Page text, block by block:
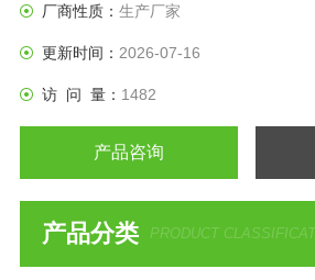
厂商性质： 生产厂家
更新时间： 2026-07-16
访 问 量： 1482
产品咨询
产品分类 PRODUCT